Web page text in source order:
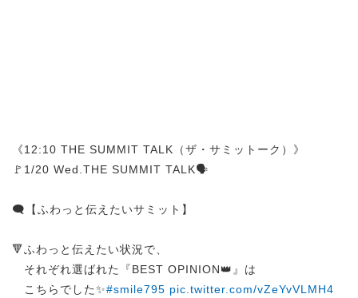
《12:10 THE SUMMIT TALK（ザ・サミットーク）》
🚩1/20 Wed.THE SUMMIT TALK🗣️
🗨️【ふわっと伝えたいサミット】
🔻ふわっと伝えたい状況で、
それぞれ選ばれた『BEST OPINION👑』は
こちらでした✨#smile795 pic.twitter.com/vZeYvVLMH4